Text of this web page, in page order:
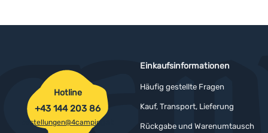
Einkaufsinformationen
Häufig gestellte Fragen
Kauf, Transport, Lieferung
Rückgabe und Warenumtausch
Hotline
+43 144 203 86
bestellungen@4camping.at